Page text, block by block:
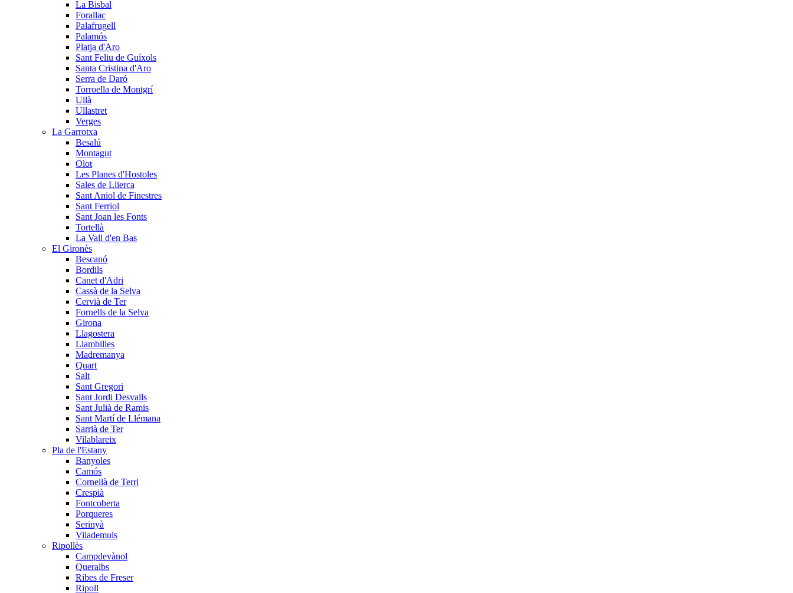
La Bisbal
Forallac
Palafrugell
Palamós
Platja d'Aro
Sant Feliu de Guíxols
Santa Cristina d'Aro
Serra de Daró
Torroella de Montgrí
Ullà
Ullastret
Verges
La Garrotxa
Besalú
Montagut
Olot
Les Planes d'Hostoles
Sales de Llierca
Sant Aniol de Finestres
Sant Ferriol
Sant Joan les Fonts
Tortellà
La Vall d'en Bas
El Gironès
Bescanó
Bordils
Canet d'Adri
Cassà de la Selva
Cervià de Ter
Fornells de la Selva
Girona
Llagostera
Llambilles
Madremanya
Quart
Salt
Sant Gregori
Sant Jordi Desvalls
Sant Julià de Ramis
Sant Martí de Llémana
Sarrià de Ter
Vilablareix
Pla de l'Estany
Banyoles
Camós
Cornellà de Terri
Crespià
Fontcoberta
Porqueres
Serinyà
Vilademuls
Ripollès
Campdevànol
Queralbs
Ribes de Freser
Ripoll